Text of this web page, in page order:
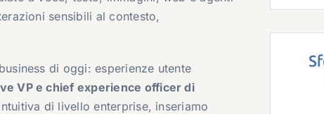
sensibili al contesto,
di oggi: esperienze utente
VP e chief experience officer di
di livello enterprise, inseriamo